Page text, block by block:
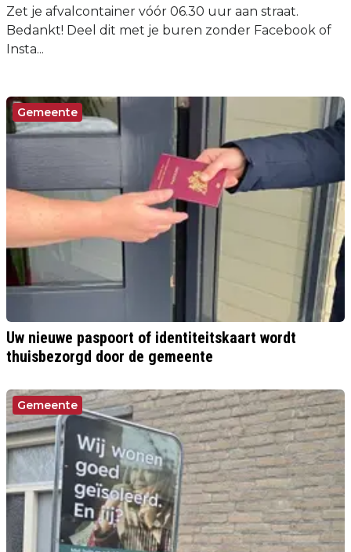
Zet je afvalcontainer vóór 06.30 uur aan straat.
Bedankt! Deel dit met je buren zonder Facebook of
Insta...
Gemeente
Uw nieuwe paspoort of identiteitskaart wordt
thuisbezorgd door de gemeente
Gemeente